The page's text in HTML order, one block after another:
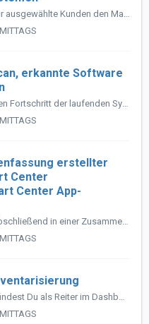
Beschreibung: Du möchtest für ausgewählte Kunden den Managed Deploy Sensor auf allen Systemen installieren und aktivieren? Bitte folgende Schritte durc...
erkannte Software
Beschreibung: Du möchtest den Fortschritt der laufenden Systemscans einsehen, die dabei erkannte Software in einer App-Sammlung für Deine Kunden bündeln un...
erstellter
Center
Center App-
Beschreibung: Du möchtest abschließend in einer Zusammenfassung Deine angelegten Start Center Systemgruppen und Start Center App-Sammlungen kontrollieren ...
Die Softwareinventarisierung findest Du als Reiter im Dashboard von Managed Deploy. Beschreibung: Du möchtest die erkannten Apps Deiner Kunden aufgel...